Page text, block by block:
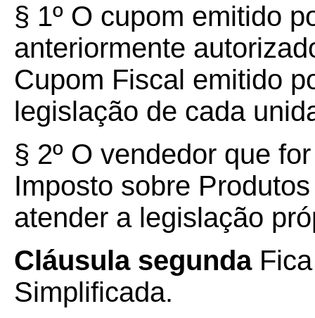
§ 1º O cupom emitido
anteriormente
Cupom Fiscal emitido
legislação de cada
§ 2º O vendedor que
Imposto sobre
atender a legislação
Cláusula segunda
Simplificada.